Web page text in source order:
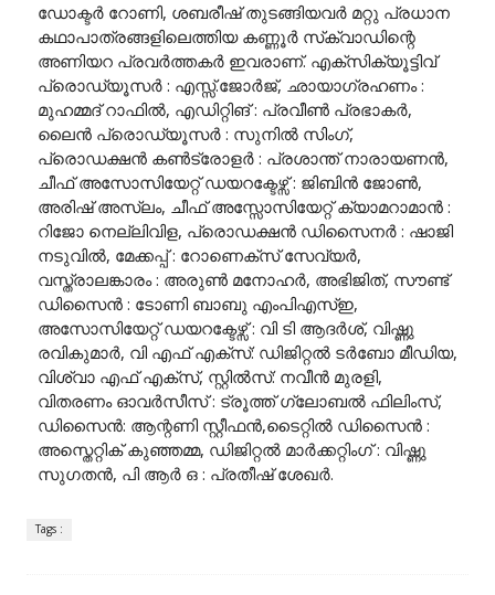
ഡോക്ടർ റോണി, ശബരീഷ് തുടങ്ങിയവർ മറ്റു പ്രധാന
കഥാപാത്രങ്ങളിലെത്തിയ കണ്ണൂർ സ്‌ക്വാഡിന്റെ
അണിയറ പ്രവർത്തകർ ഇവരാണ്. എക്സിക്യൂട്ടിവ്
പ്രൊഡ്യൂസർ : എസ്സ്.ജോർജ്, ഛായാഗ്രഹണം :
മുഹമ്മദ് റാഫിൽ, എഡിറ്റിങ് : പ്രവീൺ പ്രഭാകർ,
ലൈൻ പ്രൊഡ്യൂസർ : സുനിൽ സിംഗ്,
പ്രൊഡക്ഷൻ കൺട്രോളർ : പ്രശാന്ത് നാരായണൻ,
ചീഫ് അസോസിയേറ്റ് ഡയറക്ടേഴ്സ് : ജിബിൻ ജോൺ,
അരിഷ് അസ്ലം, ചീഫ് അസ്സോസിയേറ്റ് ക്യാമറാമാൻ :
റിജോ നെല്ലിവിള, പ്രൊഡക്ഷൻ ഡിസൈനർ : ഷാജി
നടുവിൽ, മേക്കപ്പ് : റോണെക്സ് സേവ്യർ,
വസ്ത്രാലങ്കാരം : അരുൺ മനോഹർ, അഭിജിത്, സൗണ്ട്
ഡിസൈൻ : ടോണി ബാബു എംപിഎസ്ഇ,
അസോസിയേറ്റ് ഡയറക്ടേഴ്സ് : വി ടി ആദർശ്, വിഷ്ണു
രവികുമാർ, വി എഫ് എക്സ്: ഡിജിറ്റൽ ടർബോ മീഡിയ,
വിശ്വാ എഫ് എക്സ്, സ്റ്റിൽസ്: നവീൻ മുരളി,
വിതരണം ഓവർസീസ് : ട്രൂത്ത് ഗ്ലോബൽ ഫിലിംസ്,
ഡിസൈൻ: ആന്റണി സ്റ്റീഫൻ,ടൈറ്റിൽ ഡിസൈൻ :
അസ്തെറ്റിക് കുഞ്ഞമ്മ, ഡിജിറ്റൽ മാർക്കറ്റിംഗ് : വിഷ്ണു
സുഗതൻ, പി ആർ ഒ : പ്രതീഷ് ശേഖർ.
Tags :